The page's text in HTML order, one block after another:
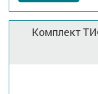
Комплект